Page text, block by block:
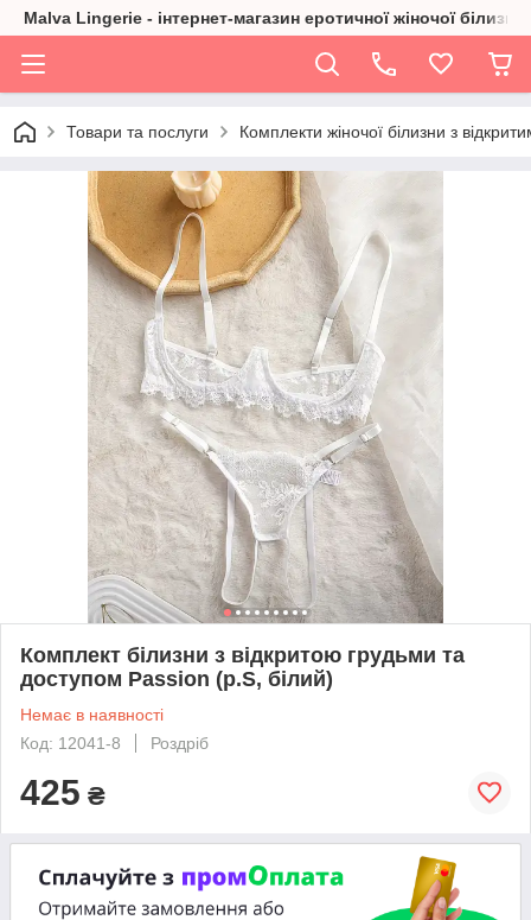
Malva Lingerie - інтернет-магазин еротичної жіночої білизни
Товари та послуги Комплекти жіночої білизни з
Комплект білизни з відкритою грудьми та
доступом Passion (р.S, білий)
Немає в наявності
Код: 12041-8
Роздріб
425 ₴